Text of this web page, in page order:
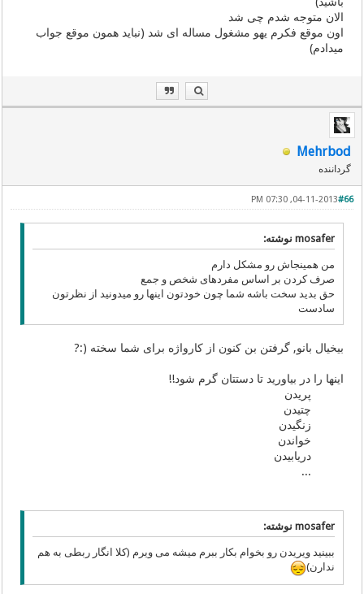
الان متوجه شدم چی شد
اون موقع فکرم یهو مشغول مساله ای شد (نباید همون موقع جواب
میدادم)
Mehrbod
گرداننده
#66
04-11-2013, 07:30 PM
mosafer نوشته:
من همینجاش رو مشکل دارم
صرف کردن بر اساس مفردهای شخص و جمع
حق بدید سخت باشه شما چون خودتون اینها رو میدونید از نظرتون
سادست
بیخیال بانو, گرفتن بن کنون از کارواژه برای شما سخته (:?
اینها را در بیاورید تا دستتان گرم شود!!
پریدن
چتیدن
زنگیدن
خواندن
دریابیدن
...
mosafer نوشته:
ببینید ویریدن رو بخوام بکار ببرم میشه می ویرم (کلا انگار ربطی به هم
ندارن)